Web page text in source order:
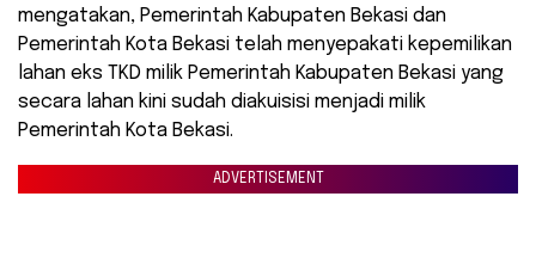
mengatakan, Pemerintah Kabupaten Bekasi dan
Pemerintah Kota Bekasi telah menyepakati kepemilikan
lahan eks TKD milik Pemerintah Kabupaten Bekasi yang
secara lahan kini sudah diakuisisi menjadi milik
Pemerintah Kota Bekasi.
ADVERTISEMENT